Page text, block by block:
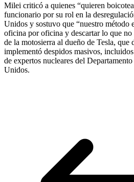
Milei criticó a quienes “quieren
funcionario por su rol en la
Unidos y sostuvo que “nuestro método
oficina por oficina y descartar lo que
de la motosierra al dueño de Tesla, que
implementó despidos masivos,
de expertos nucleares del
Unidos.